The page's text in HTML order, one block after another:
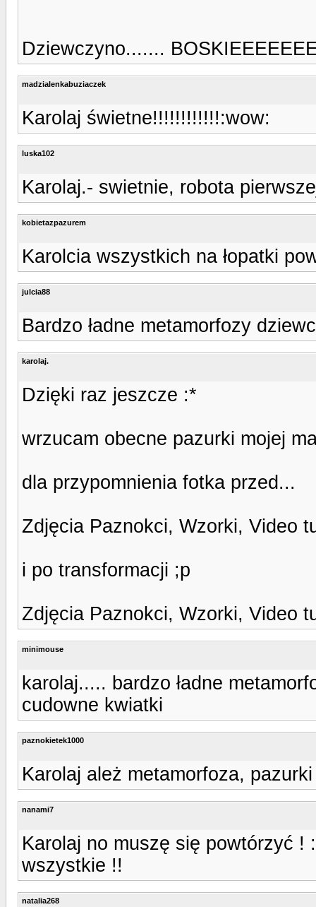
Dziewczyno.......
madzialenkabuziaczek
Karolaj świetne!!!!!!!!!!!!:wow:
luska102
Karolaj.- swietnie, robota
kobietazpazurem
Karolcia wszystkich na łopatki
julcia88
Bardzo ładne metamorfozy
karolaj.
Dzięki raz jeszcze :*
wrzucam obecne pazurki mojej
dla przypomnienia fotka przed...
Zdjęcia Paznokci, Wzorki, Video
i po transformacji ;p
Zdjęcia Paznokci, Wzorki, Video
minimouse
karolaj..... bardzo ładne
cudowne kwiatki
paznokietek1000
Karolaj ależ metamorfoza,
nanami7
Karolaj no muszę się powtórzyć !
wszystkie !!
natalia268